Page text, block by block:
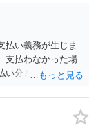
払い義務が生じま
支払わなかった場
い分として差押を